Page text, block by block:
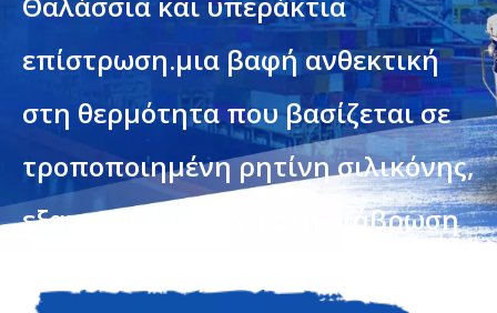
επίστρωση.μια βαφή ανθεκτική
στη θερμότητα που βασίζεται σε
τροποποιημένη ρητίνη σιλικόνης,
εξαιρετική αντοχή στη διάβρωση
επίστρωση.μια βαφή ανθεκτική στη θερμότητα που βασίζεται